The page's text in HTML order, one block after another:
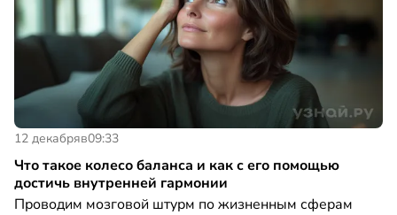
12 декабряв09:33
Что такое колесо баланса и как с его помощью
достичь внутренней гармонии
Проводим мозговой штурм по жизненным сферам